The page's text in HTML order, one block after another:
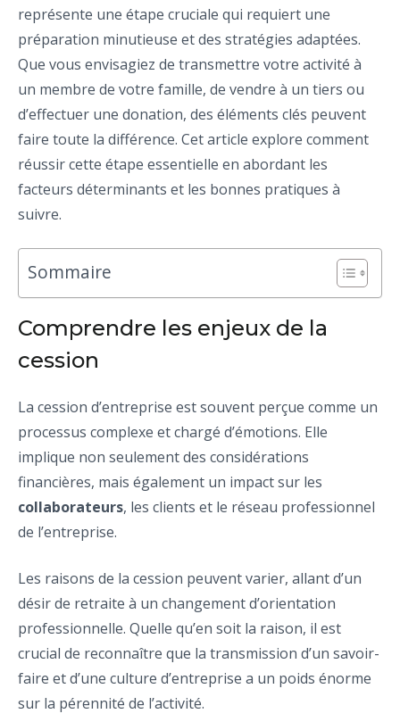
représente une étape cruciale qui requiert une
préparation minutieuse et des stratégies adaptées.
Que vous envisagiez de transmettre votre activité à
un membre de votre famille, de vendre à un tiers ou
d’effectuer une donation, des éléments clés peuvent
faire toute la différence. Cet article explore comment
réussir cette étape essentielle en abordant les
facteurs déterminants et les bonnes pratiques à
suivre.
Sommaire
Comprendre les enjeux de la
cession
La cession d’entreprise est souvent perçue comme un
processus complexe et chargé d’émotions. Elle
implique non seulement des considérations
financières, mais également un impact sur les
collaborateurs, les clients et le réseau professionnel
de l’entreprise.
Les raisons de la cession peuvent varier, allant d’un
désir de retraite à un changement d’orientation
professionnelle. Quelle qu’en soit la raison, il est
crucial de reconnaître que la transmission d’un savoir-
faire et d’une culture d’entreprise a un poids énorme
sur la pérennité de l’activité.